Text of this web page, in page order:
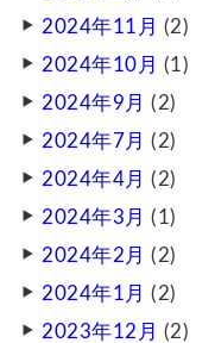
2024年11月 (2)
2024年10月 (1)
2024年9月 (2)
2024年7月 (2)
2024年4月 (2)
2024年3月 (1)
2024年2月 (2)
2024年1月 (2)
2023年12月 (2)